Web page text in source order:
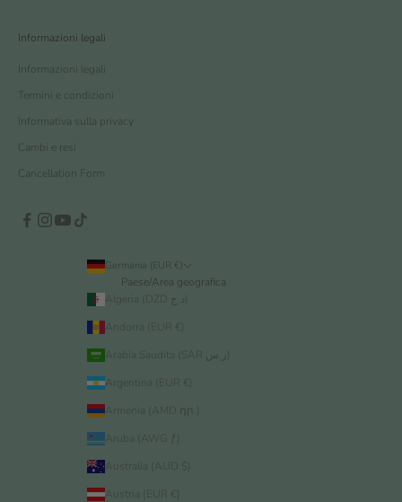
Informazioni legali
Informazioni legali
Termini e condizioni
Informativa sulla privacy
Cambi e resi
Cancellation Form
Germania (EUR €)
Paese/Area geografica
Andorra (EUR €)
Argentina (EUR €)
Armenia (AMD դր.)
Aruba (AWG ƒ)
Australia (AUD $)
Austria (EUR €)